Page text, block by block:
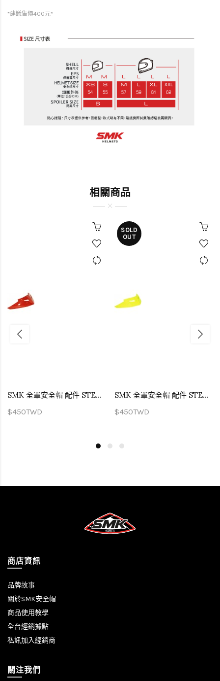
*建議售價400元*
相關商品
SMK 全罩安全帽 配件 STELLAR 專用尾翼 亮面紅
$450TWD
SOLD
OUT
SMK 全罩安全帽 配件 STELLAR 專用尾翼 螢光黃
$450TWD
商店資訊
品牌故事
關於SMK安全帽
商品使用教學
全台經銷據點
私訊加入經銷商
關注我們